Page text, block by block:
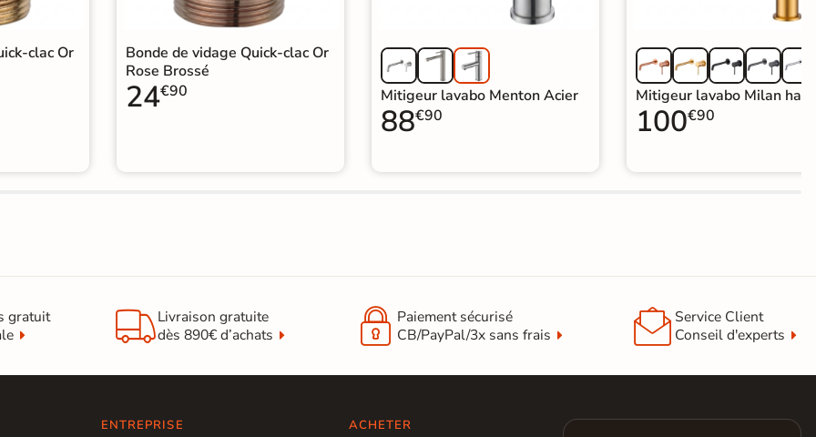
clac Or
Bonde de vidage Quick-clac Or
Rose Brossé
24€90 Mitigeur lavabo Menton Acier
88€90
Mitigeur lavabo Milan
100€90
gratuit
Livraison gratuite
dès 890€ d’achats
 Paiement sécurisé
CB/PayPal/3x sans frais
 Service Client
Conseil d'experts
ENTREPRISE ACHETER